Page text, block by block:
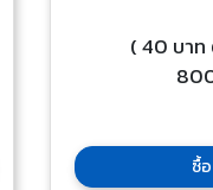
( 40 บาท
ซื้